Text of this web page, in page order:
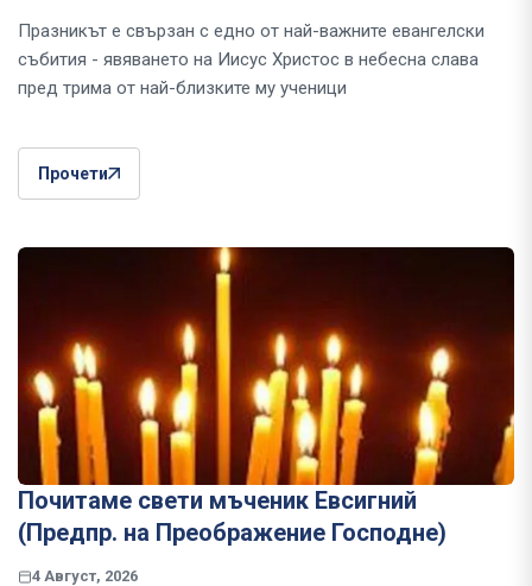
Празникът е свързан с едно от най-важните евангелски
събития - явяването на Иисус Христос в небесна слава
пред трима от най-близките му ученици
Прочети
Почитаме свети мъченик Евсигний
(Предпр. на Преображение Господне)
4 Август, 2026